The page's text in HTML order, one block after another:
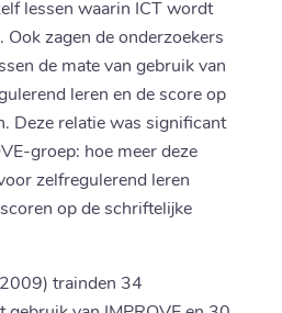
lessen waarin ICT wordt
zagen de onderzoekers
de mate van gebruik van
leren en de score op
Deze relatie was significant
groep: hoe meer deze
zelfregulerend leren
op de schriftelijke
trainden 34